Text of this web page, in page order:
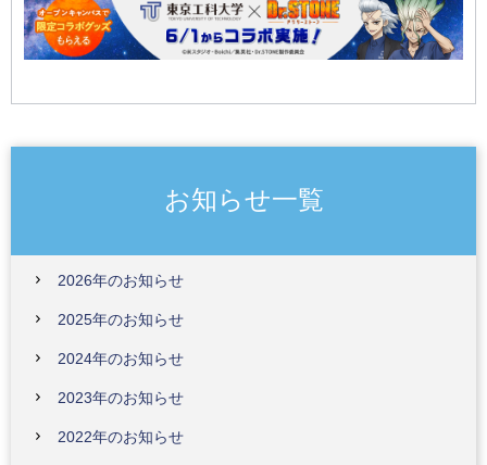
お知らせ一覧
2026年のお知らせ
2025年のお知らせ
2024年のお知らせ
2023年のお知らせ
2022年のお知らせ